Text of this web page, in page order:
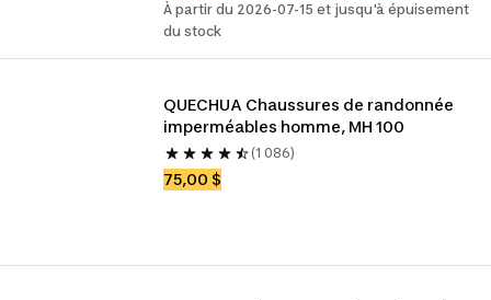
À partir du 2026-07-15 et jusqu'à épuisement
du stock
QUECHUA Chaussures de randonnée
imperméables homme, MH 100
(1 086)
75,00 $